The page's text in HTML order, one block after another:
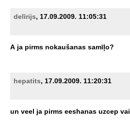
delīrijs, 17.09.2009. 11:05:31
A ja pirms nokaušanas samīļo?
hepatits, 17.09.2009. 11:20:31
un veel ja pirms eeshanas uzcep vai